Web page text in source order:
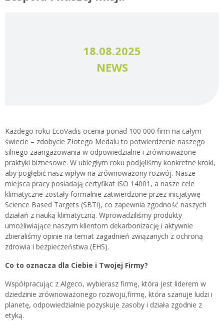
18.08.2025
NEWS
Każdego roku EcoVadis ocenia ponad 100 000 firm na całym
świecie – zdobycie Złotego Medalu to potwierdzenie naszego
silnego zaangażowania w odpowiedzialne i zrównoważone
praktyki biznesowe. W ubiegłym roku podjęliśmy konkretne kroki,
aby pogłębić nasz wpływ na zrównoważony rozwój. Nasze
miejsca pracy posiadają certyfikat ISO 14001, a nasze cele
klimatyczne zostały formalnie zatwierdzone przez inicjatywę
Science Based Targets (SBTi), co zapewnia zgodność naszych
działań z nauką klimatyczną. Wprowadziliśmy produkty
umożliwiające naszym klientom dekarbonizację i aktywnie
zbieraliśmy opinie na temat zagadnień związanych z ochroną
zdrowia i bezpieczeństwa (EHS).
Co to oznacza dla Ciebie i Twojej Firmy?
Współpracując z Algeco, wybierasz firmę, która jest liderem w
dziedzinie zrównoważonego rozwoju,firmę, która szanuje ludzi i
planetę, odpowiedzialnie pozyskuje zasoby i działa zgodnie z
etyką.